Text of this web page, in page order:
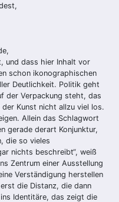
und dass hier Inhalt vor
schon ikonographischen
Deutlichkeit. Politik geht
der Verpackung steht, das
Kunst nicht allzu viel los.
Allein das Schlagwort
gerade derart Konjunktur,
die so vieles
nichts beschreibt“, weiß
Zentrum einer Ausstellung
Verständigung herstellen
die Distanz, die dann
Identitäre, das zeigt die